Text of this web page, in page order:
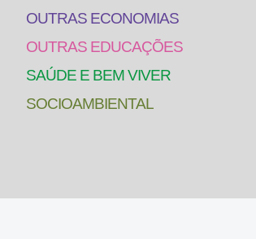
OUTRAS ECONOMIAS
OUTRAS EDUCAÇÕES
SAÚDE E BEM VIVER
SOCIOAMBIENTAL